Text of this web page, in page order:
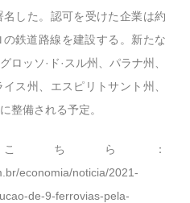
した。認可を受けた企業は約
鉄道路線を建設する。新たな
ロッソ·ド·スル州、パラナ州、
ス州、エスピリトサント州、
整備される予定。
ちら：
economia/noticia/2021-
de-9-ferrovias-pela-